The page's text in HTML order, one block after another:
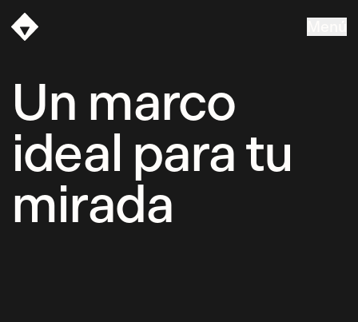
Un marco
ideal para tu
mirada